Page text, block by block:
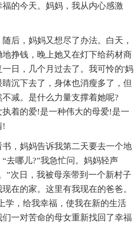
的今天。妈妈，我从内心感激
后，妈妈又想尽了办法。白天，
挣钱，晚上她又在灯下给药材商
日，几个月过去了。我可怜的'妈
沉下去了，身体也消瘦多了，但
减。是什么力量支撑着她呢?
着的爱!是一种伟大的母爱!是一
!
，妈妈告诉我第二天要去一个地
去哪儿?”我急忙问。妈妈轻声
”次日，我被母亲带到一个新村子
在的家。这里有我现在的爸爸。
学，给我幸福，使我在新的生活
一对苦命的母女重新找回了幸福